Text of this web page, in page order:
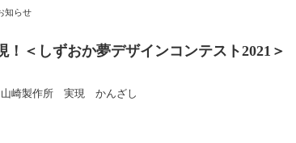
知らせ
！＜しずおか夢デザインコンテスト2021＞